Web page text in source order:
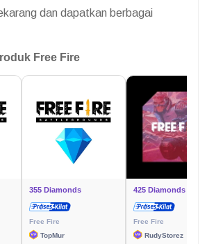
dan dapatkan berbagai
Free Fire
355 Diamonds
Free Fire
TopMur
425 Diamonds
Free Fire
RudyStorez